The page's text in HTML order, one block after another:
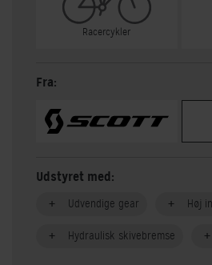
Racercykler
Fra:
Udstyret med:
Udvendige gear Høj
Hydraulisk skivebremse